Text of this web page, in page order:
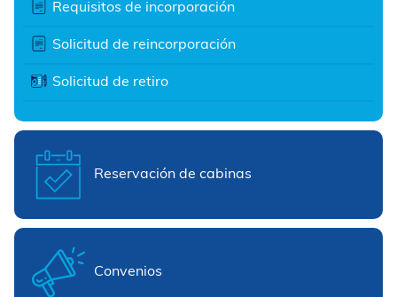
Requisitos de incorporación
Solicitud de reincorporación
Solicitud de retiro
Reservación de cabinas
Convenios